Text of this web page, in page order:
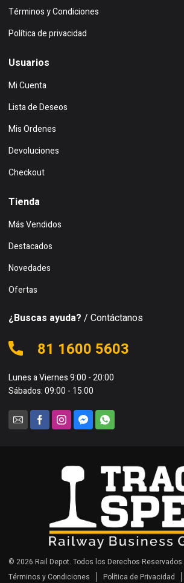
Términos y Condiciones
Política de privacidad
Usuarios
Mi Cuenta
Lista de Deseos
Mis Ordenes
Devoluciones
Checkout
Tienda
Más Vendidos
Destacados
Novedades
Ofertas
¿Buscas ayuda? / Contáctanos
81 1600 5603
Lunes a Viernes 9:00 - 20:00
Sábados: 09:00 - 15:00
© 2026 Rail Depot. Todos los Derechos Reservados.
Términos y Condiciones
Política de Privacidad